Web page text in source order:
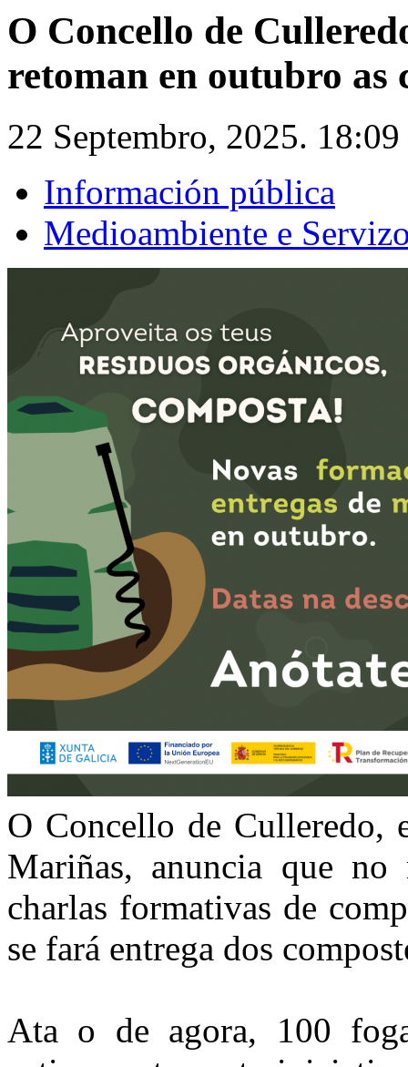
O Concello de
retoman en outubro as
22 Septembro, 2025. 18:09
Información pública
Medioambiente e
O Concello de Culleredo,
Mariñas, anuncia que no
charlas formativas de
se fará entrega dos
Ata o de agora, 100